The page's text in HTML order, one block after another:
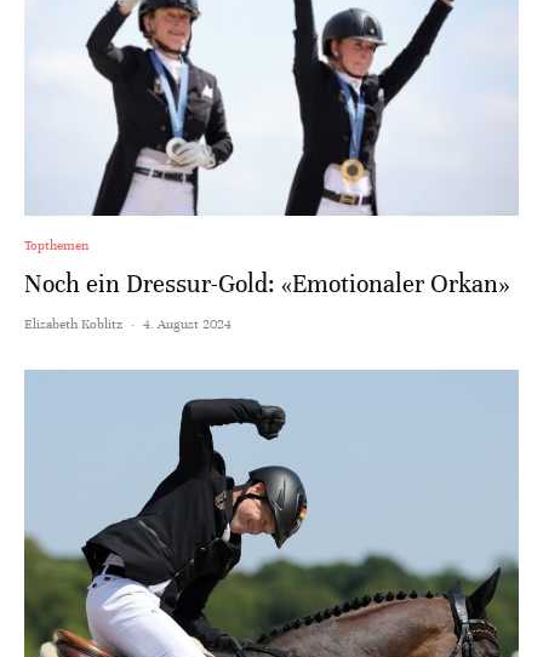
Topthemen
Noch ein Dressur-Gold: «Emotionaler Orkan»
Elisabeth Koblitz · 4. August 2024